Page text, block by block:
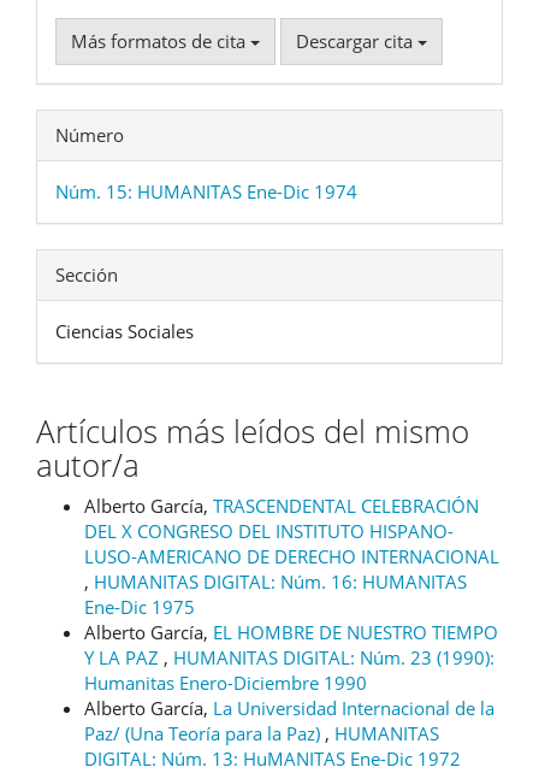
Más formatos de cita Descargar cita
Número
Núm. 15: HUMANITAS Ene-Dic 1974
Sección
Ciencias Sociales
Artículos más leídos del mismo
autor/a
Alberto García, TRASCENDENTAL CELEBRACIÓN
DEL X CONGRESO DEL INSTITUTO HISPANO-
LUSO-AMERICANO DE DERECHO INTERNACIONAL
, HUMANITAS DIGITAL: Núm. 16: HUMANITAS
Ene-Dic 1975
Alberto García, EL HOMBRE DE NUESTRO TIEMPO
Y LA PAZ , HUMANITAS DIGITAL: Núm. 23 (1990):
Humanitas Enero-Diciembre 1990
Alberto García, La Universidad Internacional de la
Paz/ (Una Teoría para la Paz) , HUMANITAS
DIGITAL: Núm. 13: HuMANITAS Ene-Dic 1972